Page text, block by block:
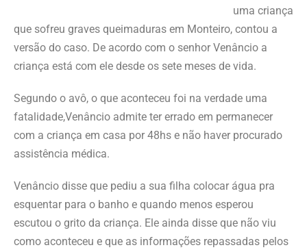
uma criança
que sofreu graves queimaduras em Monteiro, contou a
versão do caso. De acordo com o senhor Venâncio a
criança está com ele desde os sete meses de vida.
Segundo o avô, o que aconteceu foi na verdade uma
fatalidade,Venâncio admite ter errado em permanecer
com a criança em casa por 48hs e não haver procurado
assistência médica.
Venâncio disse que pediu a sua filha colocar água pra
esquentar para o banho e quando menos esperou
escutou o grito da criança. Ele ainda disse que não viu
como aconteceu e que as informações repassadas pelos